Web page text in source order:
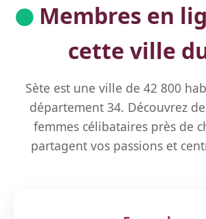
Membres en
cette ville
Sète est une ville de 42 800
département 34. Découvrez
femmes célibataires près de
partagent vos passions et